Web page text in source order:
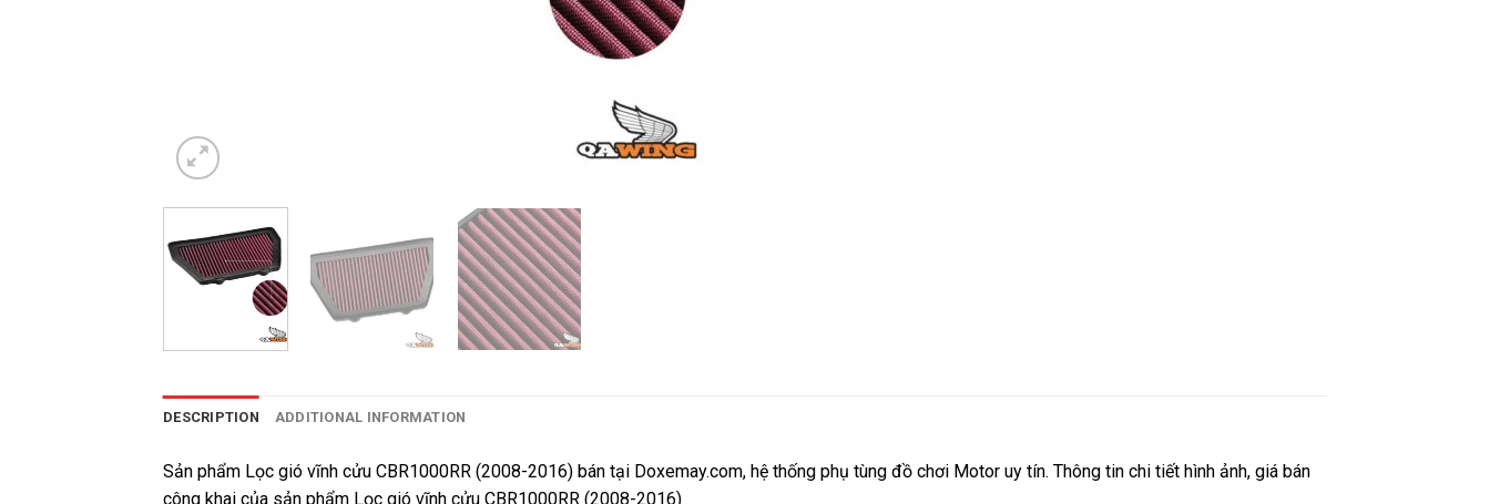
DESCRIPTION ADDITIONAL INFORMATION
Sản phẩm Lọc gió vĩnh cửu CBR1000RR (2008-2016) bán tại Doxemay.com, hệ thống phụ tùng đồ chơi Motor uy tín. Thông tin chi tiết hình ảnh, giá bán
công khai của sản phẩm Lọc gió vĩnh cửu CBR1000RR (2008-2016)